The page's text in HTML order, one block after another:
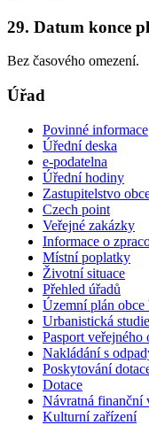
29. Datum konce
Bez časového omezení.
Úřad
Povinné informace
Úřední deska
e-podatelna
Úřední hodiny
Zastupitelstvo
Czech point
Veřejné zakázky
Informace o
Místní poplatky
Životní situace
Přehled úřadů
Územní plán obce
Urbanistická studie
Pasport veřejného
Nakládání s
Poskytování
Dotace
Návratná finanční
Kulturní zařízení